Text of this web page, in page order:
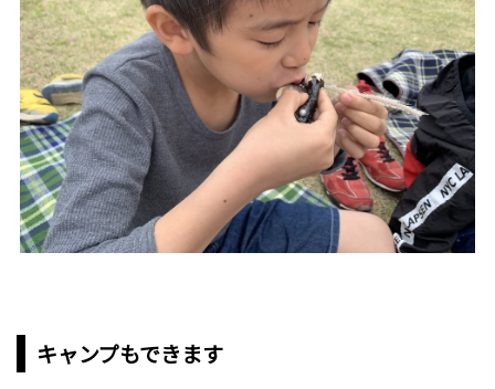
キャンプもできます